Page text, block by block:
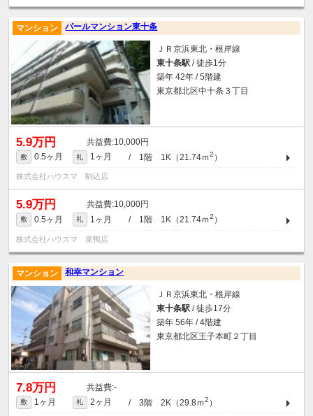
パールマンション東十条
マンション
ＪＲ京浜東北・根岸線
東十条駅 / 徒歩1分
築年 42年 / 5階建
東京都北区中十条３丁目
5.9万円 10,000円
敷 0.5ヶ月 礼 1ヶ月 / 1階 1K（21.74ｍ2 ）
株式会社ハウスマ 駒込店
5.9万円 10,000円
敷 0.5ヶ月 礼 1ヶ月 / 1階 1K（21.74ｍ2 ）
株式会社ハウスマ 巣鴨店
和幸マンション
マンション
ＪＲ京浜東北・根岸線
東十条駅 / 徒歩17分
築年 56年 / 4階建
東京都北区王子本町２丁目
7.8万円 -
敷 1ヶ月 礼 2ヶ月 / 3階 2K（29.8ｍ2 ）